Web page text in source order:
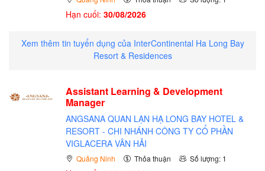
Hạn cuối: 30/08/2026
Xem thêm tin tuyển dụng của InterContinental Ha Long Bay
Resort & Residences
Assistant Learning & Development
Manager
ANGSANA QUAN LẠN HẠ LONG BAY HOTEL &
RESORT - CHI NHÁNH CÔNG TY CỔ PHẦN
VIGLACERA VÂN HẢI
Quảng Ninh Thỏa thuận Số lượng: 1